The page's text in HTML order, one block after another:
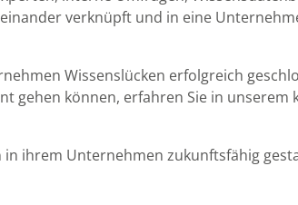
verknüpft und in eine
Wissenslücken erfolgreich
gehen können, erfahren Sie in
ihrem Unternehmen zukunftsfähig